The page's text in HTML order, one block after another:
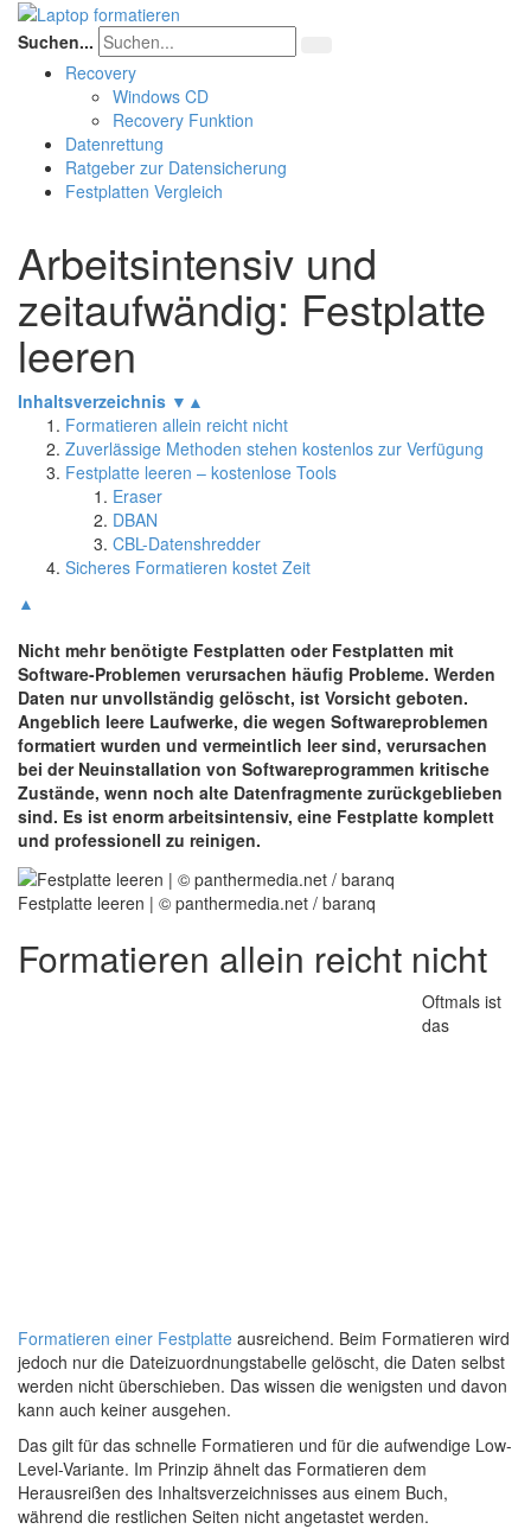
Suchen...
Recovery
Windows CD
Recovery Funktion
Datenrettung
Ratgeber zur Datensicherung
Festplatten Vergleich
Arbeitsintensiv und
zeitaufwändig: Festplatte
leeren
Inhaltsverzeichnis ▼ ▲
Formatieren allein reicht nicht
Zuverlässige Methoden stehen kostenlos zur Verfügung
Festplatte leeren – kostenlose Tools
Eraser
DBAN
CBL-Datenshredder
Sicheres Formatieren kostet Zeit
▲
Nicht mehr benötigte Festplatten oder Festplatten mit
Software-Problemen verursachen häufig Probleme. Werden
Daten nur unvollständig gelöscht, ist Vorsicht geboten.
Angeblich leere Laufwerke, die wegen Softwareproblemen
formatiert wurden und vermeintlich leer sind, verursachen
bei der Neuinstallation von Softwareprogrammen kritische
Zustände, wenn noch alte Datenfragmente zurückgeblieben
sind. Es ist enorm arbeitsintensiv, eine Festplatte komplett
und professionell zu reinigen.
Festplatte leeren | © panthermedia.net / baranq
Formatieren allein reicht nicht
Oftmals ist
das
Formatieren einer Festplatte ausreichend. Beim Formatieren wird
jedoch nur die Dateizuordnungstabelle gelöscht, die Daten selbst
werden nicht überschieben. Das wissen die wenigsten und davon
kann auch keiner ausgehen.
Das gilt für das schnelle Formatieren und für die aufwendige Low-
Level-Variante. Im Prinzip ähnelt das Formatieren dem
Herausreißen des Inhaltsverzeichnisses aus einem Buch,
während die restlichen Seiten nicht angetastet werden.